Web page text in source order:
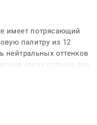
имеет потрясающий
палитру из 12
оттенков
ярких оттенка для
Спокойные
красными,
безграничные
работе над